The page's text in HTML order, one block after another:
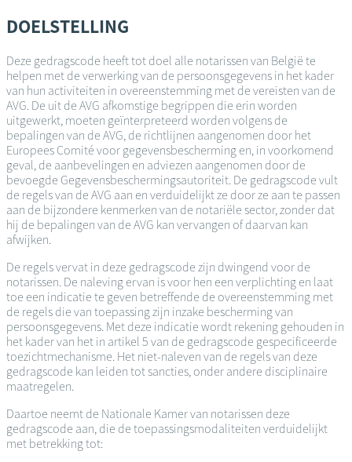
DOELSTELLING
Deze gedragscode heeft tot doel alle notarissen van België te
helpen met de verwerking van de persoonsgegevens in het kader
van hun activiteiten in overeenstemming met de vereisten van de
AVG. De uit de AVG afkomstige begrippen die erin worden
uitgewerkt, moeten geïnterpreteerd worden volgens de
bepalingen van de AVG, de richtlijnen aangenomen door het
Europees Comité voor gegevensbescherming en, in voorkomend
geval, de aanbevelingen en adviezen aangenomen door de
bevoegde Gegevensbeschermingsautoriteit. De gedragscode vult
de regels van de AVG aan en verduidelijkt ze door ze aan te passen
aan de bijzondere kenmerken van de notariële sector, zonder dat
hij de bepalingen van de AVG kan vervangen of daarvan kan
afwijken.
De regels vervat in deze gedragscode zijn dwingend voor de
notarissen. De naleving ervan is voor hen een verplichting en laat
toe een indicatie te geven betreffende de overeenstemming met
de regels die van toepassing zijn inzake bescherming van
persoonsgegevens. Met deze indicatie wordt rekening gehouden in
het kader van het in artikel 5 van de gedragscode gespecificeerde
toezichtmechanisme. Het niet-naleven van de regels van deze
gedragscode kan leiden tot sancties, onder andere disciplinaire
maatregelen.
Daartoe neemt de Nationale Kamer van notarissen deze
gedragscode aan, die de toepassingsmodaliteiten verduidelijkt
met betrekking tot: